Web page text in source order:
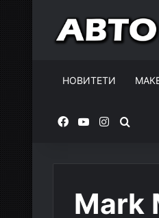
НОВИТЕТИ
FacebookYouTubeInstagram
Mark